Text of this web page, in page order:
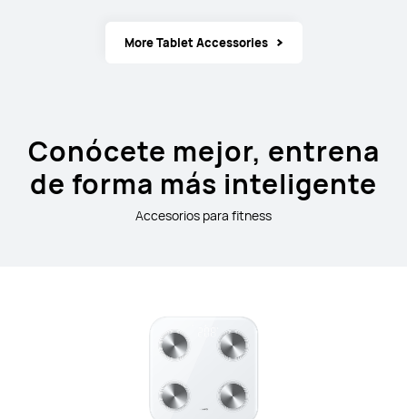
More Tablet Accessories
Conócete mejor, entrena
de forma más inteligente
Accesorios para fitness